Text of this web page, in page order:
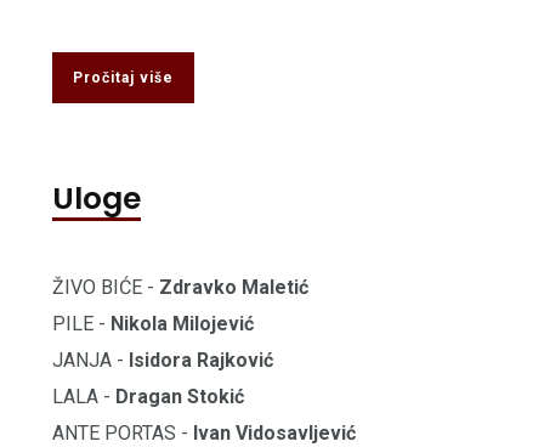
Pročitaj više
Uloge
ŽIVO BIĆE - Zdravko Maletić
PILE - Nikola Milojević
JANJA - Isidora Rajković
LALA - Dragan Stokić
ANTE PORTAS - Ivan Vidosavljević